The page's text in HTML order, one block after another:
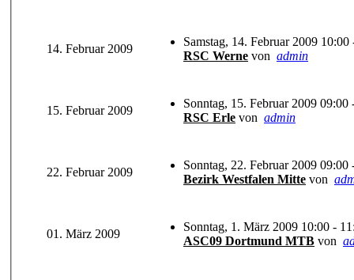
14. Februar 2009
Samstag, 14. Februar 2009 10:00
RSC Werne von admin
15. Februar 2009
Sonntag, 15. Februar 2009 09:00
RSC Erle von admin
22. Februar 2009
Sonntag, 22. Februar 2009 09:00
Bezirk Westfalen Mitte von
01. März 2009
Sonntag, 1. März 2009 10:00 -
ASC09 Dortmund MTB von